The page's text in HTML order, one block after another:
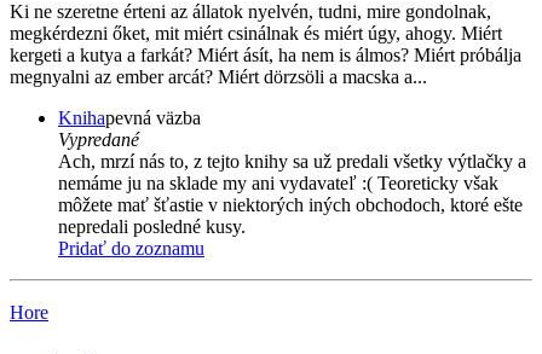
Ki ne szeretne érteni az állatok nyelvén, tudni, mire gondolnak,
megkérdezni őket, mit miért csinálnak és miért úgy, ahogy. Miért
kergeti a kutya a farkát? Miért ásít, ha nem is álmos? Miért próbálja
megnyalni az ember arcát? Miért dörzsöli a macska a...
Knihapevná väzba
Vypredané
Ach, mrzí nás to, z tejto knihy sa už predali všetky výtlačky a
nemáme ju na sklade my ani vydavateľ :( Teoreticky však
môžete mať šťastie v niektorých iných obchodoch, ktoré ešte
nepredali posledné kusy.
Pridať do zoznamu
Hore